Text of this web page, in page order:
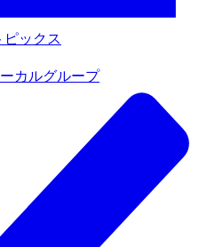
ックス
カルグループ